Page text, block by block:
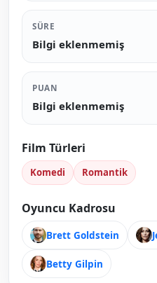
SÜRE
Bilgi eklenmemiş
PUAN
Bilgi eklenmemiş
Film Türleri
Komedi Romantik
Oyuncu Kadrosu
Brett Goldstein
Betty Gilpin